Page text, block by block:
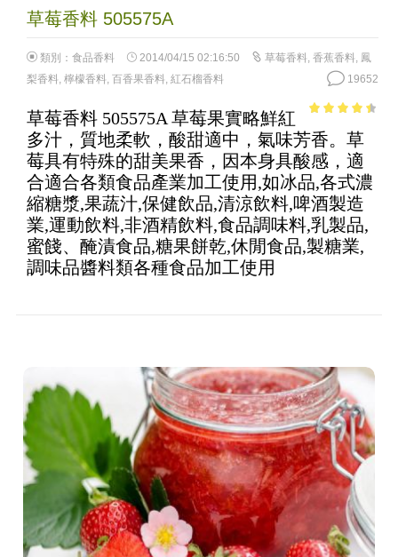
草莓香料 505575A
類別： 食品香料 2014/04/15 02:16:50 草莓香料, 香蕉香料, 鳳
梨香料, 檸檬香料, 百香果香料, 紅石榴香料 19652
of 5
草莓香料 505575A 草莓果實略鮮紅
多汁，質地柔軟，酸甜適中，氣味芳香。草
莓具有特殊的甜美果香，因本身具酸感，適
合適合各類食品產業加工使用,如冰品,各式濃
縮糖漿,果蔬汁,保健飲品,清涼飲料,啤酒製造
業,運動飲料,非酒精飲料,食品調味料,乳製品,
蜜餞、醃漬食品,糖果餅乾,休閒食品,製糖業,
調味品醬料類各種食品加工使用